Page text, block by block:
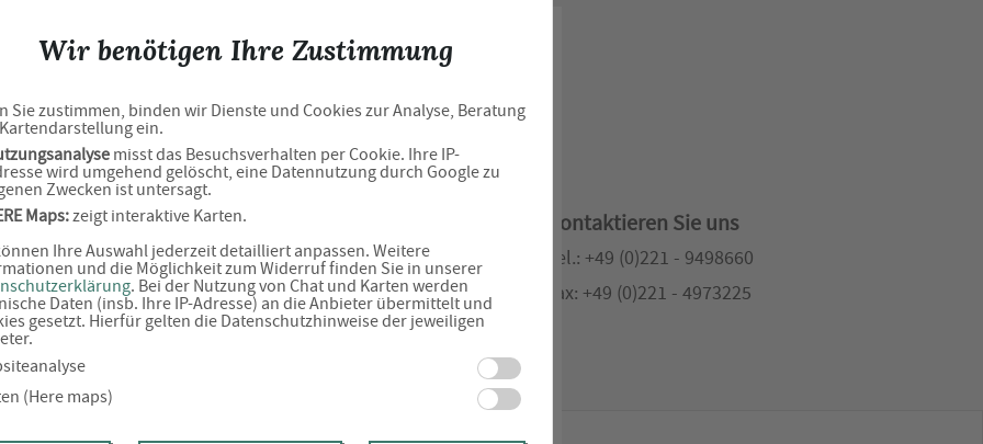
Wir benötigen Ihre Zustimmung
Sie zustimmen, binden wir Dienste und Cookies zur Analyse, Beratung
ein.
misst das Besuchsverhalten per Cookie. Ihre IP-
wird umgehend gelöscht, eine Datennutzung durch Google zu
Zwecken ist untersagt.
Maps:zeigt interaktive Karten.
Ihre Auswahl jederzeit detailliert anpassen. Weitere
und die Möglichkeit zum Widerruf finden Sie in unserer
. Bei der Nutzung von Chat und Karten werden
Daten (insb. Ihre IP-Adresse) an die Anbieter übermittelt und
gesetzt. Hierfür gelten die Datenschutzhinweise der jeweiligen
(Here maps)
Kontaktdaten
Unsere Adresse
Braunsfelder Apotheke
Aachener Str. 557 A
50933 Köln
Kontaktieren Sie uns
Tel.: +49 (0)221 - 9498660
Fax: +49 (0)221 - 4973225